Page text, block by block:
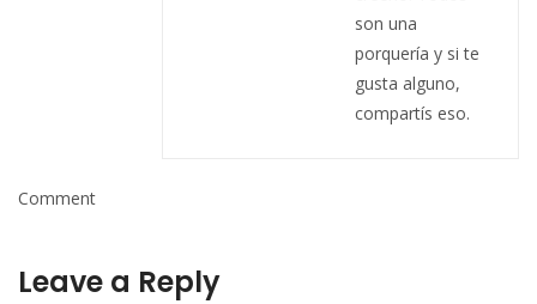
son una
porquería y si te
gusta alguno,
compartís eso.
Comment
Leave a Reply